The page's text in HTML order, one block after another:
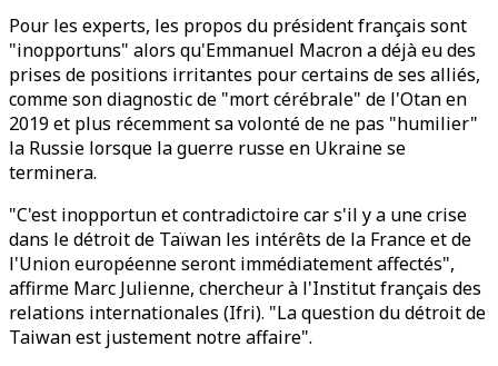
Pour les experts, les propos du président français sont
"inopportuns" alors qu'Emmanuel Macron a déjà eu des
prises de positions irritantes pour certains de ses alliés,
comme son diagnostic de "mort cérébrale" de l'Otan en
2019 et plus récemment sa volonté de ne pas "humilier"
la Russie lorsque la guerre russe en Ukraine se
terminera.
"C'est inopportun et contradictoire car s'il y a une crise
dans le détroit de Taïwan les intérêts de la France et de
l'Union européenne seront immédiatement affectés",
affirme Marc Julienne, chercheur à l'Institut français des
relations internationales (Ifri). "La question du détroit de
Taiwan est justement notre affaire".